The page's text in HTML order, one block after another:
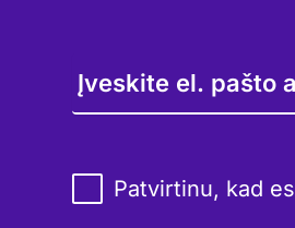
Patvirtinu, kad